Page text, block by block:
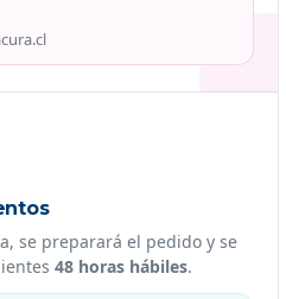
se preparará el pedido y se
48 horas hábiles.